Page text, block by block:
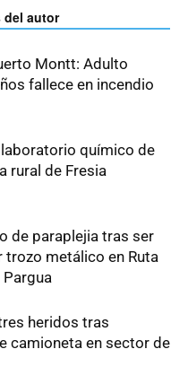
del autor
Montt: Adulto
fallece en incendio
químico de
rural de Fresia
de paraplejia tras ser
trozo metálico en Ruta
Pargua
heridos tras
camioneta en sector de